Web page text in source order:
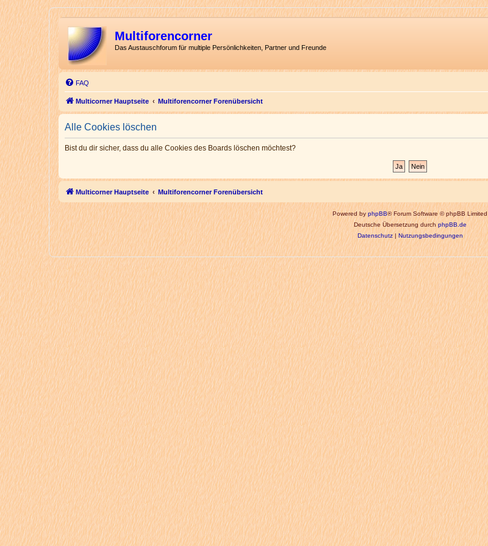
Multiforencorner
Das Austauschforum für multiple Persönlichkeiten, Partner und Freunde
FAQ
Multicorner Hauptseite Multiforencorner Forenübersicht
Alle Cookies löschen
Bist du dir sicher, dass du alle Cookies des Boards löschen möchtest?
Multicorner Hauptseite Multiforencorner Forenübersicht
Powered byphpBB® Forum Software © phpBB Limited
Deutsche Übersetzung durchphpBB.de
Datenschutz|Nutzungsbedingungen